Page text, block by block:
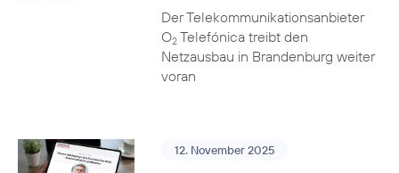
Der Telekommunikationsanbieter
O2Telefónica treibt den
Netzausbau in Brandenburg weiter
voran
12. November 2025